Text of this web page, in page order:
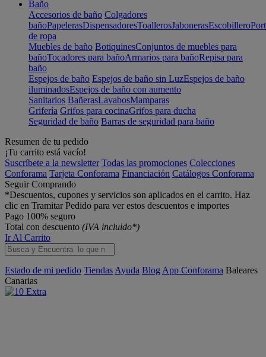
Baño
Accesorios de baño Colgadores
bañoPapelerasDispensadoresToallerosJabonerasEscobillero
de ropa
Muebles de baño BotiquinesConjuntos de muebles para
bañoTocadores para bañoArmarios para bañoRepisa para
baño
Espejos de baño Espejos de baño sin LuzEspejos de baño
iluminadosEspejos de baño con aumento
Sanitarios BañerasLavabosMamparas
Grifería Grifos para cocinaGrifos para ducha
Seguridad de baño Barras de seguridad para baño
Resumen de tu pedido
¡Tu carrito está vacío!
Suscríbete a la newsletter Todas las promociones Colecciones
Conforama Tarjeta Conforama Financiación Catálogos Conforama
Seguir Comprando
*Descuentos, cupones y servicios son aplicados en el carrito. Haz
clic en Tramitar Pedido para ver estos descuentos e importes
Pago 100% seguro
Total con descuento (IVA incluido*)
Ir Al Carrito
Estado de mi pedido Tiendas Ayuda Blog App Conforama Baleares
Canarias